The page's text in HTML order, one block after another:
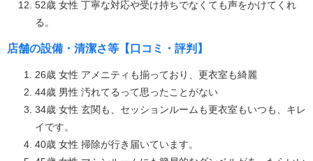
52歳 女性 丁寧な対応や受け持ちでなくても声をかけてくれ
る。
店舗の設備・清潔さ等【口コミ・評判】
26歳 女性 アメニティも揃っており、更衣室も綺麗
44歳 男性 汚れてるって思ったことがない
34歳 女性 玄関も、セッションルームも更衣室もいつも、キレ
イです。
40歳 女性 掃除が行き届いています。